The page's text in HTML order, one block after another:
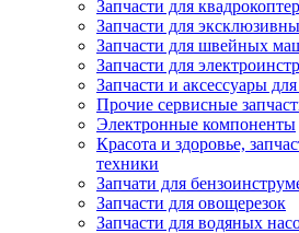
Запчасти для
Запчасти для
Запчасти для швейных
Запчасти для
Запчасти и аксессуары
Прочие сервисные
Электронные компоненты
Красота и здоровье,
техники
Запчати для
Запчасти для овощерезок
Запчасти для водяных